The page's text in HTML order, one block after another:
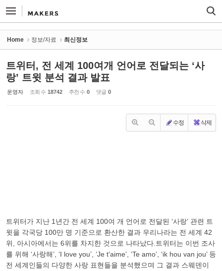
Home 정보/자료 최신정보
트위터, 전 세계 100여개 언어로 전달되는 ‘사
랑’ 트윗 분석 결과 발표
운영자 조회 수 18742 추천 수 0 댓글 0
수정 삭제
트위터가 지난 1년간 전 세계 100여 개 언어로 전달된 ‘사랑’ 관련 트
윗을 각국당 100만 명 기준으로 환산한 결과 우리나라는 전 세계 42
위, 아시아에서는 6위를 차지한 것으로 나타났다.트위터는 이번 조사
를 위해 ‘사랑해’, ‘I love you’, ‘Je t'aime’, ‘Te amo’, ‘ik hou van jou’ 등
전 세계인들의 다양한 사랑 표현들을 분석했으며 그 결과 스웨덴이